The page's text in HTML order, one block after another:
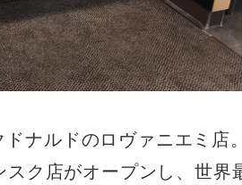
ナルドのロヴァニエミ店。
ク店がオープンし、世界